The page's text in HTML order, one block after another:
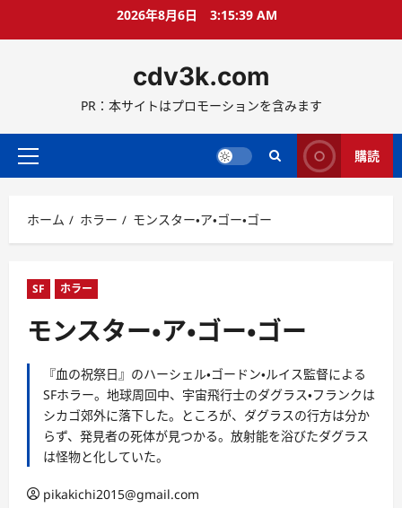
ス
ッ
2026年8月6日 3:15:40 AM
cdv3k.com
PR：本サイトはプロモーションを含みます
メ
メ
ニ
ー
購読
ホーム ホラー モンスター・ア・ゴー・ゴー
SF ホラー
モンスター・ア・ゴー・ゴー
『血の祝祭日』のハーシェル・ゴードン・ルイス監督による
SFホラー。地球周回中、宇宙飛行士のダグラス・フランクは
シカゴ郊外に落下した。ところが、ダグラスの行方は分か
らず、発見者の死体が見つかる。放射能を浴びたダグラス
は怪物と化していた。
pikakichi2015@gmail.com